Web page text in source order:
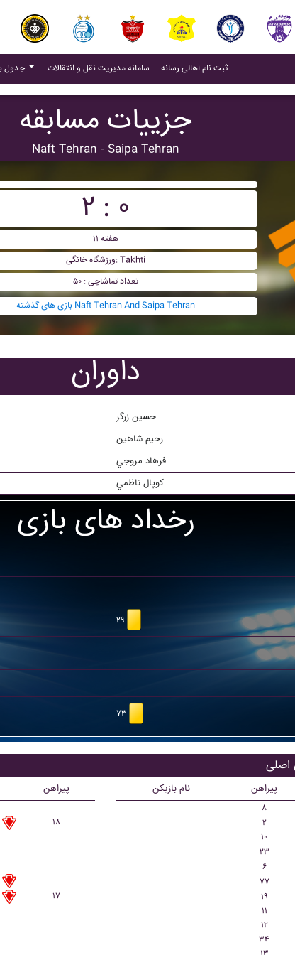
جدول بازی ها سامانه مدیریت نقل و انتقالات (current)
ثبت نام اهالی رسانه(current)
جزییات مسابقه
Naft Tehran - Saipa Tehran
۲ : ۰
هفته ۱۱
ورزشگاه خانگی: Takhti
تعداد تماشاچی : ۵۰
بازی های گذشته Naft Tehran And Saipa Tehran
داوران
حسين زرگر
رحيم شاهين
فرهاد مروجي
کوپال ناظمي
رخداد های بازی
۲۹
۷۳
پیراهن
۱۸
۱۷
نام بازیکن پیراهن
۸
۲
۱۰
۲۳
۶
۷۷
۱۹
۱۱
۱۲
۳۴